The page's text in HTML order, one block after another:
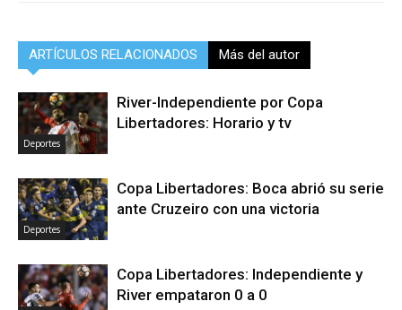
ARTÍCULOS RELACIONADOS Más del autor
Deportes
River-Independiente por Copa
Libertadores: Horario y tv
Deportes
Copa Libertadores: Boca abrió su serie
ante Cruzeiro con una victoria
Copa Libertadores: Independiente y
River empataron 0 a 0